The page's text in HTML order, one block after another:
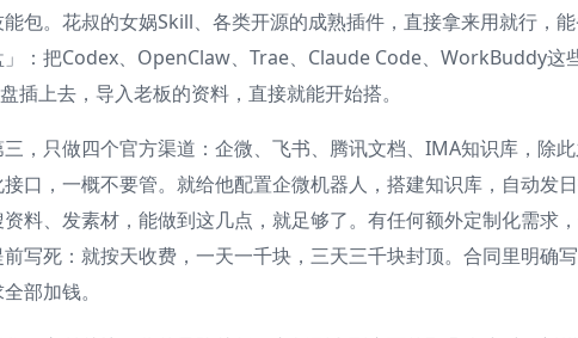
能包。花叔的女娲Skill、各类开源的成熟插件，直接拿来用就行，
」：把Codex、OpenClaw、Trae、Claude Code、WorkBuddy这
插上去，导入老板的资料，直接就能开始搭。
三，只做四个官方渠道：企微、飞书、腾讯文档、IMA知识库，除
接口，一概不要管。就给他配置企微机器人，搭建知识库，自动发
资料、发素材，能做到这几点，就足够了。有任何额外定制化需求
前写死：就按天收费，一天一千块，三天三千块封顶。合同里明确
部加钱。